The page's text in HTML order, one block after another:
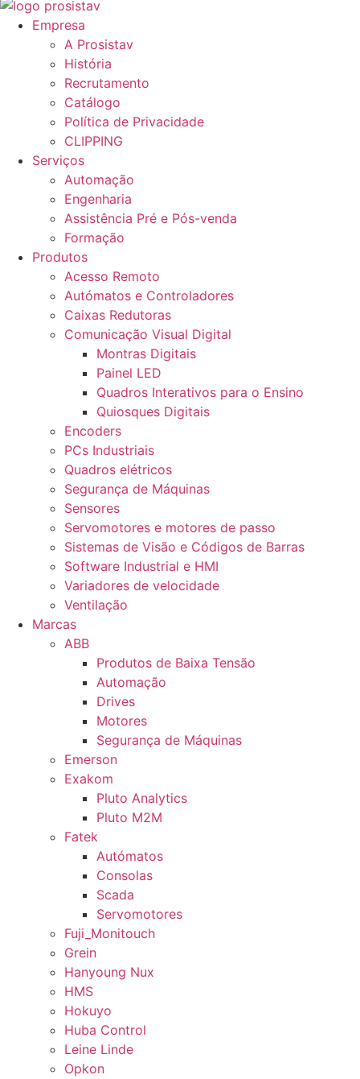
Empresa
A Prosistav
História
Recrutamento
Catálogo
Política de Privacidade
CLIPPING
Serviços
Automação
Engenharia
Assistência Pré e Pós-venda
Formação
Produtos
Acesso Remoto
Autómatos e Controladores
Caixas Redutoras
Comunicação Visual Digital
Montras Digitais
Painel LED
Quadros Interativos para o Ensino
Quiosques Digitais
Encoders
PCs Industriais
Quadros elétricos
Segurança de Máquinas
Sensores
Servomotores e motores de passo
Sistemas de Visão e Códigos de Barras
Software Industrial e HMI
Variadores de velocidade
Ventilação
Marcas
ABB
Produtos de Baixa Tensão
Automação
Drives
Motores
Segurança de Máquinas
Emerson
Exakom
Pluto Analytics
Pluto M2M
Fatek
Autómatos
Consolas
Scada
Servomotores
Fuji_Monitouch
Grein
Hanyoung Nux
HMS
Hokuyo
Huba Control
Leine Linde
Opkon